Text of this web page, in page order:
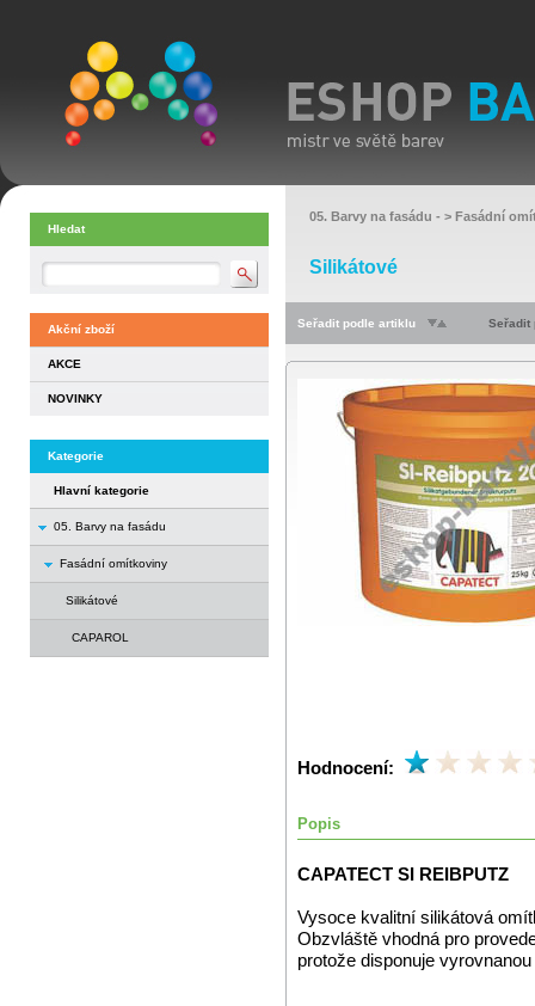
Hledat
Akční zboží
AKCE
NOVINKY
Kategorie
Hlavní kategorie
05. Barvy na fasádu
Fasádní omítkoviny
Silikátové
CAPAROL
05. Barvy na fasádu - > Fasádní
Silikátové
Seřadit podle artiklu Seřadit
Hodnocení:
Popis
CAPATECT SI REIBPUTZ
Vysoce kvalitní silikátová
Obzvláště vhodná pro
protože disponuje